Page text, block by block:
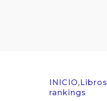
INICIO,Libros
rankings